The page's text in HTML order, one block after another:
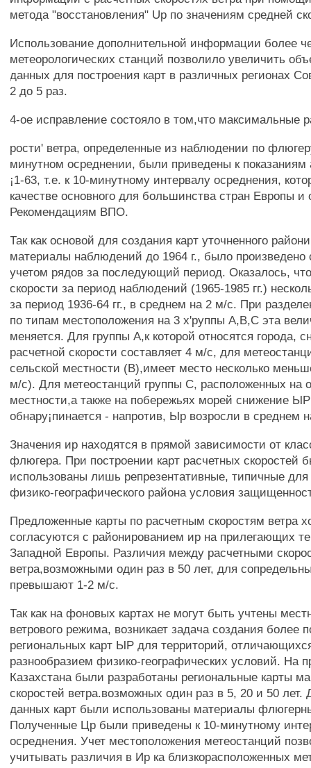
метода "восстановления" Up по значениям средней
Использование дополнительной информации более
метеорологических станций позволило увеличить
данных для построения карт в различных регионах
2 до 5 раз.
4-ое исправление состояло в том,что максимальные
рости' ветра, определенные из наблюдении по
минутном осреднении, были приведены к показаниям
¡1-63, т.е. к 10-минутному интервалу осреднения,
качестве основного для большинства стран Европы и
Рекомендациям ВПО.
Так как основой для создания карт уточненного
материалы наблюдений до 1964 г., было произведено
учетом рядов за последующий период. Оказалось,
скорости за период наблюдений (1965-1985 гг.)
за период 1936-64 гг., в среднем на 2 м/с. При
по типам местоположения на 3 х'руппы А,В,С эта
меняется. Для группы А,к которой относятся города,
расчетной скорости составляет 4 м/с, для
сельской местности (В),имеет место несколько
м/с). Для метеостанций группы С, расположенных на
местности,а также на побережьях морей снижение
обнару¡пинается - напротив, Ыр возросли в среднем
Значения ир находятся в прямой зависимости от
флюгера. При построении карт расчетных скоростей
использованы лишь репрезентативные, типичные для
физико-географического района условия
Предложенные карты по расчетным скоростям ветра
согласуются с районированием ир на прилегающих
Западной Европы. Различия между расчетными
ветра,возможными один раз в 50 лет, для
превышают 1-2 м/с.
Так как на фоновых картах не могут быть учтены
ветрового режима, возникает задача создания более
региональных карт ЫР для территорий,
разнообразием физико-географических условий. На
Казахстана были разработаны региональные карты
скоростей ветра.возможных один раз в 5, 20 и 50 лет.
данных карт были использованы материалы
Полученные Цр были приведены к 10-минутному
осреднения. Учет местоположения метеостанций
учитывать различия в Ир ка близкорасположенных